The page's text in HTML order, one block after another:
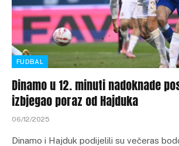
FUDBAL
Dinamo u 12. minuti nadoknade
izbjegao poraz od Hajduka
06/12/2025
Dinamo i Hajduk podijelili su večeras